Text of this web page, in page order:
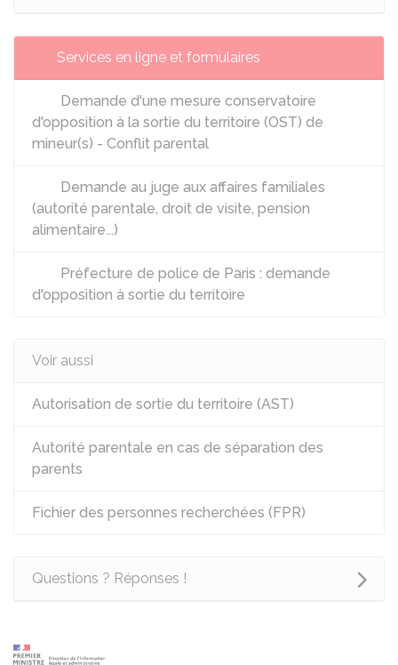
Services en ligne et formulaires
Demande d'une mesure conservatoire
d'opposition à la sortie du territoire (OST) de
mineur(s) - Conflit parental
Demande au juge aux affaires familiales
(autorité parentale, droit de visite, pension
alimentaire...)
Préfecture de police de Paris : demande
d'opposition à sortie du territoire
Voir aussi
Autorisation de sortie du territoire (AST)
Autorité parentale en cas de séparation des
parents
Fichier des personnes recherchées (FPR)
Questions ? Réponses !